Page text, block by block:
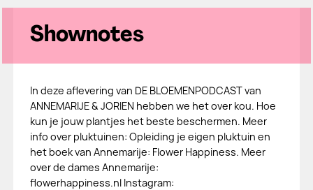
Shownotes
In deze aflevering van DE BLOEMENPODCAST van
ANNEMARIJE & JORIEN hebben we het over kou. Hoe
kun je jouw plantjes het beste beschermen. Meer
info over pluktuinen: Opleiding je eigen pluktuin en
het boek van Annemarije: Flower Happiness. Meer
over de dames Annemarije:
flowerhappiness.nl Instagram: